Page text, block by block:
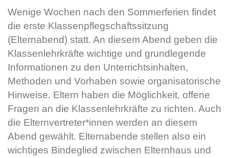
Wenige Wochen nach den Sommerferien findet
die erste Klassenpflegschaftssitzung
(Elternabend) statt. An diesem Abend geben die
Klassenlehrkräfte wichtige und grundlegende
Informationen zu den Unterrichtsinhalten,
Methoden und Vorhaben sowie organisatorische
Hinweise. Eltern haben die Möglichkeit, offene
Fragen an die Klassenlehrkräfte zu richten. Auch
die Elternvertreter*innen werden an diesem
Abend gewählt. Elternabende stellen also ein
wichtiges Bindeglied zwischen Elternhaus und